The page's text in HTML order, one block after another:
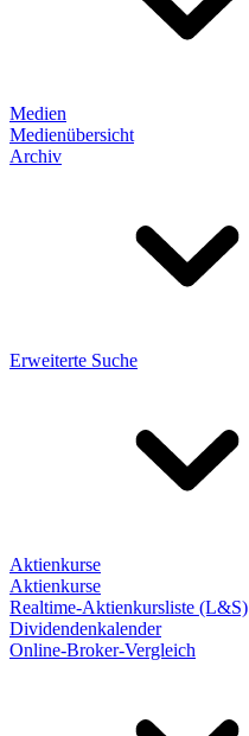
Medien
Medienübersicht
Archiv
Erweiterte Suche
Aktienkurse
Aktienkurse
Realtime-Aktienkursliste (L&S)
Dividendenkalender
Online-Broker-Vergleich